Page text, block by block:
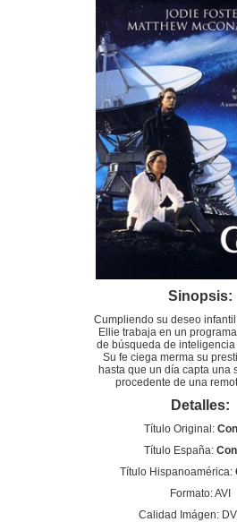
Sinopsis:
Cumpliendo su deseo infantil
Ellie trabaja en un
de búsqueda de inteligencia
Su fe ciega merma su
hasta que un día capta una
procedente de una
Detalles:
Título Original:
Título España:
Título Hispanoamérica:
Formato: AVI
Calidad Imágen: